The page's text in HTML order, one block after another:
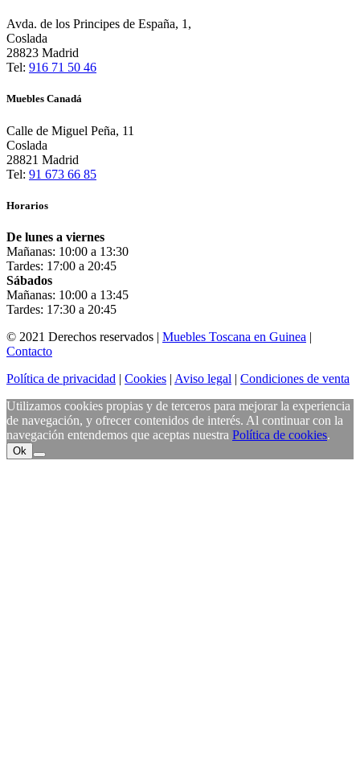
Avda. de los Principes de España, 1,
Coslada
28823 Madrid
Tel: 916 71 50 46
Muebles Canadá
Calle de Miguel Peña, 11
Coslada
28821 Madrid
Tel: 91 673 66 85
Horarios
De lunes a viernes
Mañanas: 10:00 a 13:30
Tardes: 17:00 a 20:45
Sábados
Mañanas: 10:00 a 13:45
Tardes: 17:30 a 20:45
© 2021 Derechos reservados | Muebles Toscana en Guinea |
Contacto
Política de privacidad | Cookies | Aviso legal | Condiciones de venta
Utilizamos cookies propias y de terceros para mejorar la experiencia
de navegación, y ofrecer contenidos de interés. Al continuar con la
navegación entendemos que aceptas nuestra Política de cookies.
Ok